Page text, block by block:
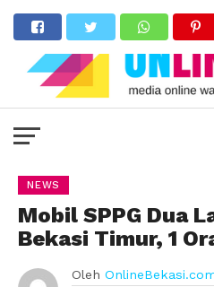
NEWS
Mobil SPPG Dua
Bekasi Timur, 1
Oleh